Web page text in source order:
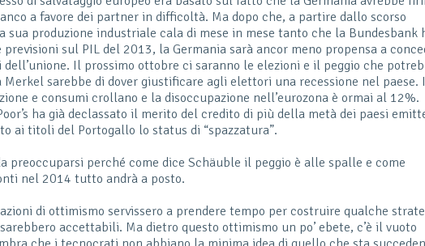
a favore dei partner in difficoltà. Ma dopo che, a partire dallo scorso
sua produzione industriale cala di mese in mese tanto che la Bundesbank
previsioni sul PIL del 2013, la Germania sarà ancor meno propensa a
dell’unione. Il prossimo ottobre ci saranno le elezioni e il peggio che
sarebbe di dover giustificare agli elettori una recessione nel paese.
e consumi crollano e la disoccupazione nell’eurozona è ormai al 12%.
ha già declassato il merito del credito di più della metà dei paesi
ai titoli del Portogallo lo status di “spazzatura”.
preoccuparsi perché come dice Schäuble il peggio è alle spalle e come
nel 2014 tutto andrà a posto.
di ottimismo servissero a prendere tempo per costruire qualche
accettabili. Ma dietro questo ottimismo un po’ ebete, c’è il vuoto